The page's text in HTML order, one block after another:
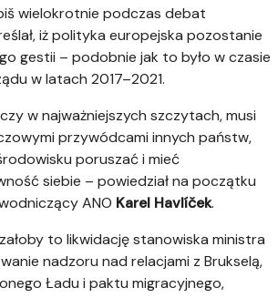
wielokrotnie podczas debat
iż polityka europejska pozostanie
gestii – podobnie jak to było w czasie
w latach 2017–2021.
w najważniejszych szczytach, musi
przywódcami innych państw,
poruszać i mieć
siebie – powiedział na początku
ANO Karel Havlíček.
to likwidację stanowiska ministra
nadzoru nad relacjami z Brukselą,
Ładu i paktu migracyjnego,